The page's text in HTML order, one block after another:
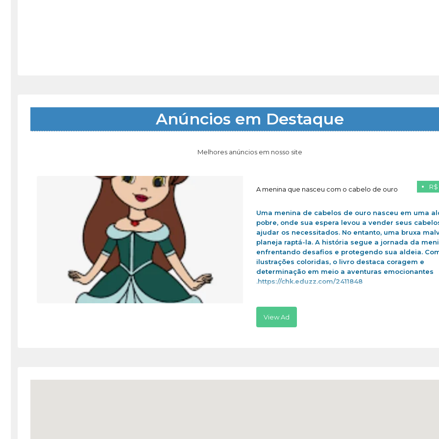
Anúncios em Destaque
Melhores anúncios em nosso site
A menina que nasceu com o cabelo de ouro
Uma menina de cabelos de ouro nasceu em uma
pobre, onde sua espera levou a vender seus
ajudar os necessitados. No entanto, uma bruxa
planeja raptá-la. A história segue a jornada da
enfrentando desafios e protegendo sua aldeia.
ilustrações coloridas, o livro destaca coragem e
determinação em meio a aventuras emocionantes
.https://chk.eduzz.com/2411848
View Ad